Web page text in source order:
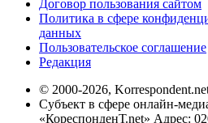
Договор пользования сайтом
Политика в сфере
данных
Пользовательское соглашение
Редакция
© 2000-2026,
Субъект в сфере онлайн-
«КореспонденТ.net» Адрес: